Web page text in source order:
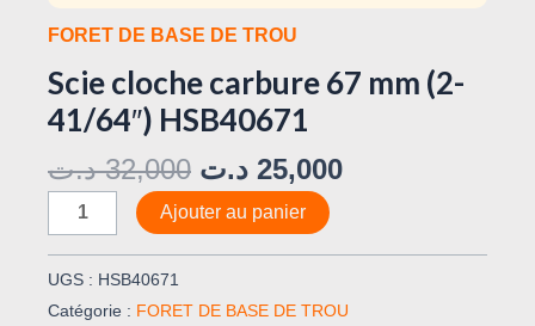
FORET DE BASE DE TROU
Scie cloche carbure 67 mm (2-
41/64″) HSB40671
32,000 د.ت 25,000 د.ت
Ajouter au panier
UGS : HSB40671
Catégorie : FORET DE BASE DE TROU